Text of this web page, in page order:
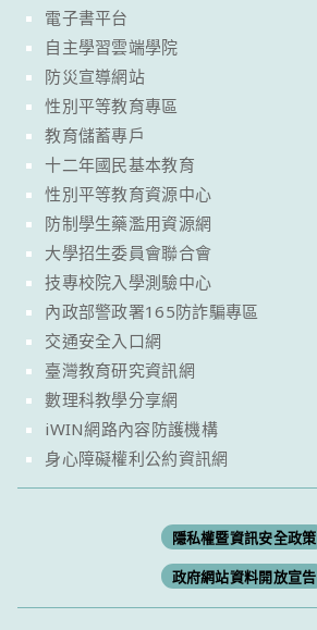
電子書平台
自主學習雲端學院
防災宣導網站
性別平等教育專區
教育儲蓄專戶
十二年國民基本教育
性別平等教育資源中心
防制學生藥濫用資源網
大學招生委員會聯合會
技專校院入學測驗中心
內政部警政署165防詐騙專區
交通安全入口網
臺灣教育研究資訊網
數理科教學分享網
iWIN網路內容防護機構
身心障礙權利公約資訊網
隱私權暨資訊安全政策
政府網站資料開放宣告